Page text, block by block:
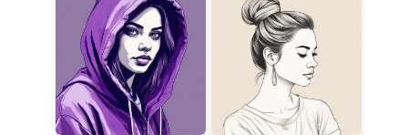
highlights. The style is inspired
by modern fashion sketches,
presented on textured paper as a
storybook style. Solo subject,
confident expression, set against a
clean solid light khaki background.